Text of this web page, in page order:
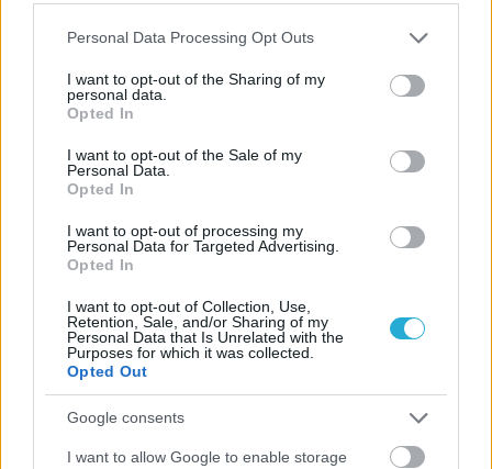
Please note that this website/app uses one or more Google
not limited to your visit or usage behaviour. You may click to
grant or deny consent to Google and its third-party tags to
use your data for below specified purposes in below Google
consent section.
Personal Data Processing Opt Outs
I want to opt-out of the Sharing of my
personal data.
Opted In
I want to opt-out of the Sale of my
Personal Data.
Opted In
I want to opt-out of processing my
Personal Data for Targeted Advertising.
Opted In
I want to opt-out of Collection, Use,
Retention, Sale, and/or Sharing of my
Personal Data that Is Unrelated with the
Purposes for which it was collected.
Opted Out
Google consents
I want to allow Google to enable storage